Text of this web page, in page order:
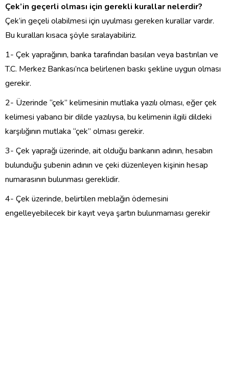
Çek’in geçerli olması için gerekli kurallar nelerdir?
Çek’in geçeli olabilmesi için uyulması gereken kurallar vardır.
Bu kuralları kısaca şöyle sıralayabiliriz.
1- Çek yaprağının, banka tarafından basılan veya bastırılan ve
T.C. Merkez Bankası’nca belirlenen baskı şekline uygun olması
gerekir.
2- Üzerinde “çek” kelimesinin mutlaka yazılı olması, eğer çek
kelimesi yabancı bir dilde yazılıysa, bu kelimenin ilgili dildeki
karşılığının mutlaka “çek” olması gerekir.
3- Çek yaprağı üzerinde, ait olduğu bankanın adının, hesabın
bulunduğu şubenin adının ve çeki düzenleyen kişinin hesap
numarasının bulunması gereklidir.
4- Çek üzerinde, belirtilen meblağın ödemesini
engelleyebilecek bir kayıt veya şartın bulunmaması gerekir